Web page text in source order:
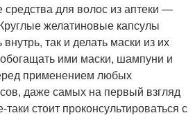
для волос из аптеки —
желатиновые капсулы
так и делать маски из их
ими маски, шампуни и
применением любых
даже самых на первый взгляд
стоит проконсультироваться с